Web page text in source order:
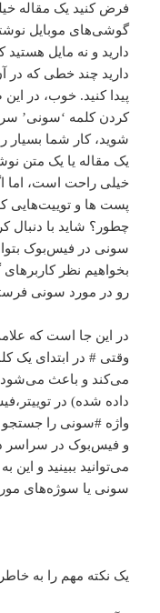
فرض کنید یک مقاله
گوشی‌های موبایل
دارید و نه مایل
دارید چند خطی که در
پیدا کنید. خوب، در
کردن کلمه ‘سونی’
شوید، کار شما بسیار
یک مقاله یا یک متن
خیلی راحت است، اما
پست ها و توییت‌هایی
چطور؟ شاید با دنبال
سونی در فیس‌بوک
بخواهیم نظر
رو در مورد سونی
در این جا است که
وقتی # در ابتدای یک
می‌کند و باعث می‌شود
داده شده) در
واژه #سونی را جستجو
و فیس‌بوک در سراسر
می‌توانید ببینید و
سونی یا سوژه‌های
یک نکته مهم را به